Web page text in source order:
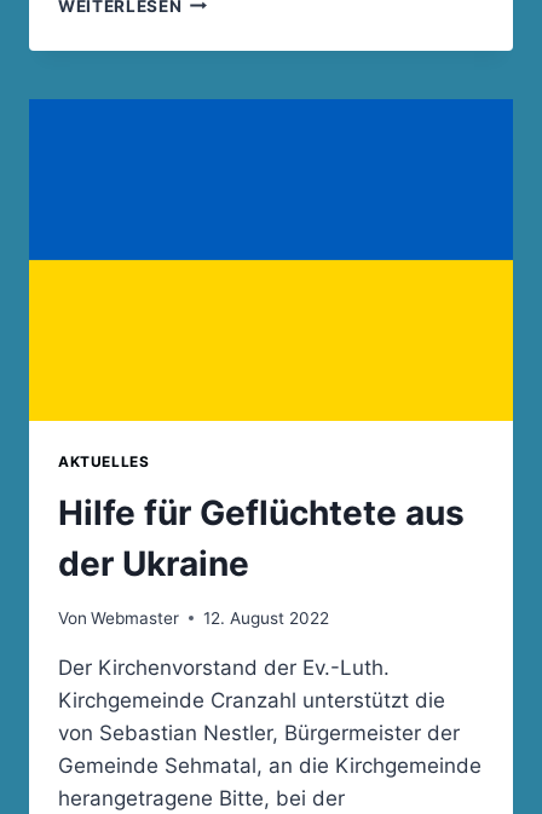
WEITERLESEN
–
„KNALLVERGNÜGT“
AKTUELLES
Hilfe für Geflüchtete aus
der Ukraine
Von Webmaster 12. August 2022
Der Kirchenvorstand der Ev.-Luth.
Kirchgemeinde Cranzahl unterstützt die
von Sebastian Nestler, Bürgermeister der
Gemeinde Sehmatal, an die Kirchgemeinde
herangetragene Bitte, bei der